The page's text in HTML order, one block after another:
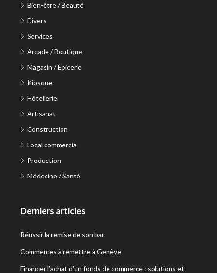
Bien-être / Beauté
Divers
Services
Arcade / Boutique
Magasin / Épicerie
Kiosque
Hôtellerie
Artisanat
Construction
Local commercial
Production
Médecine / Santé
Derniers articles
Réussir la remise de son bar
Commerces à remettre à Genève
Financer l’achat d’un fonds de commerce : solutions et